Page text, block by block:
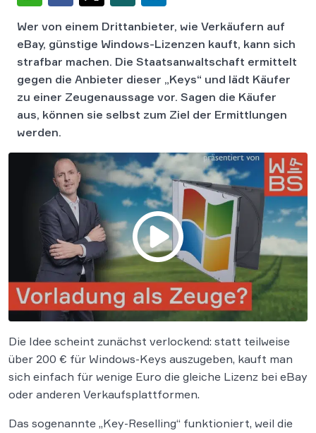
Wer von einem Drittanbieter, wie Verkäufern auf
eBay, günstige Windows-Lizenzen kauft, kann sich
strafbar machen. Die Staatsanwaltschaft ermittelt
gegen die Anbieter dieser „Keys“ und lädt Käufer
zu einer Zeugenaussage vor. Sagen die Käufer
aus, können sie selbst zum Ziel der Ermittlungen
werden.
Die Idee scheint zunächst verlockend: statt teilweise
über 200 € für Windows-Keys auszugeben, kauft man
sich einfach für wenige Euro die gleiche Lizenz bei eBay
oder anderen Verkaufsplattformen.
Das sogenannte „Key-Reselling“ funktioniert, weil die